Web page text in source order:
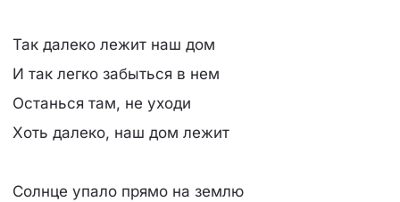
Так далеко лежит наш дом
И так легко забыться в нем
Останься там, не уходи
Хоть далеко, наш дом лежит
Солнце упало прямо на землю